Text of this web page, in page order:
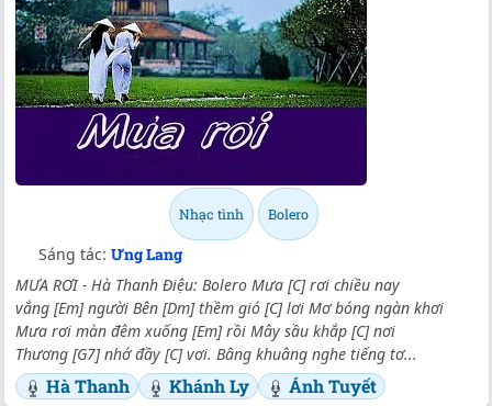
Nhạc tình Bolero
Sáng tác: Ưng Lang
MƯA RƠI - Hà Thanh Điệu: Bolero Mưa [C] rơi chiều nay
vắng [Em] người Bên [Dm] thềm gió [C] lơi Mơ bóng ngàn khơi
Mưa rơi màn đêm xuống [Em] rồi Mây sầu khắp [C] nơi
Thương [G7] nhớ đầy [C] vơi. Bâng khuâng nghe tiếng tơ...
Hà Thanh Khánh Ly Ánh Tuyết